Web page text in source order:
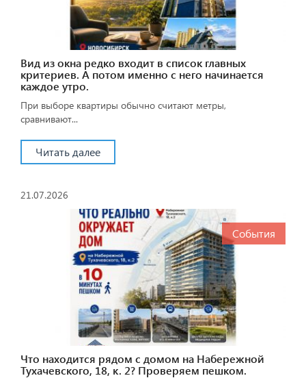
Вид из окна редко входит в список главных
критериев. А потом именно с него начинается
каждое утро.
При выборе квартиры обычно считают метры,
сравнивают...
Читать далее
21.07.2026
События
Что находится рядом с домом на Набережной
Тухачевского, 18, к. 2? Проверяем пешком.